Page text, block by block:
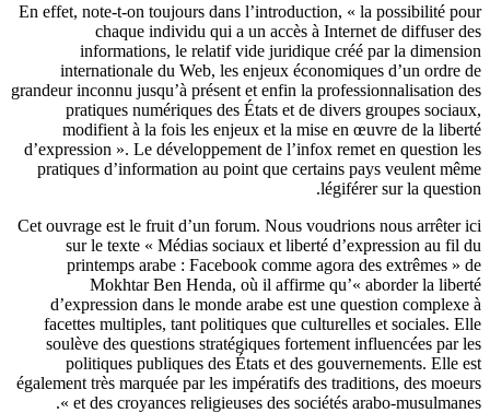
En effet, note-t-on toujours dans l’introduction, « la possibilité
chaque individu qui a un accès à Internet de diffuser
informations, le relatif vide juridique créé par la
internationale du Web, les enjeux économiques d’un ordre
grandeur inconnu jusqu’à présent et enfin la professionnalisation
pratiques numériques des États et de divers groupes
modifient à la fois les enjeux et la mise en œuvre de la
d’expression ». Le développement de l’infox remet en question
pratiques d’information au point que certains pays veulent
légiférer sur la
Cet ouvrage est le fruit d’un forum. Nous voudrions nous arrêter
sur le texte« Médias sociaux et liberté d’expression au fil
printemps arabe : Facebook comme agora des extrêmes »
Mokhtar Ben Henda, où il affirme qu’« aborder la
d’expression dans le monde arabe est une question
facettes multiples, tant politiques que culturelles et sociales.
soulève des questions stratégiques fortement influencées par
politiques publiques des États et des gouvernements. Elle
également très marquée par les impératifs des traditions, des
et des croyances religieuses des sociétés arabo-